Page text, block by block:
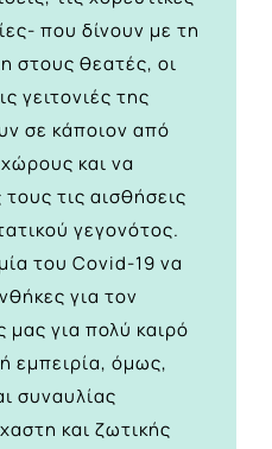
που δίνουν με τη
στους θεατές, οι
γειτονιές της
σε κάποιον από
και να
τις αισθήσεις
γεγονότος.
του Covid-19 να
για τον
μας για πολύ καιρό
εμπειρία, όμως,
συναυλίας
και ζωτικής